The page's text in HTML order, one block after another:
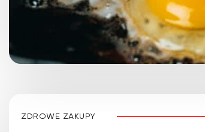
ZDROWE ZAKUPY